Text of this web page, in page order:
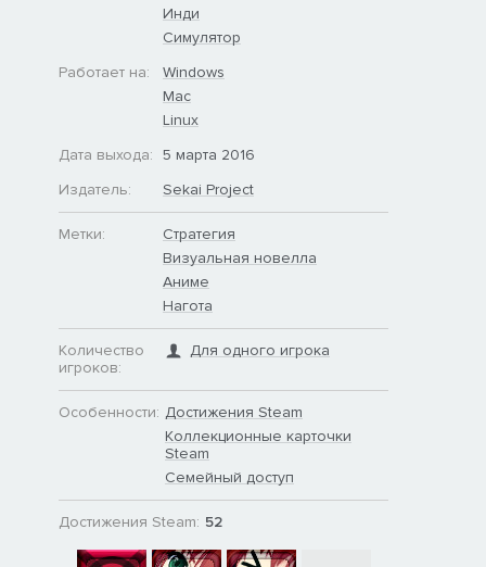
Инди
Симулятор
Работает на:
Windows
Mac
Linux
Дата выхода: 5 марта 2016
Издатель:
Sekai Project
Метки:
Стратегия
Визуальная новелла
Аниме
Нагота
Количество
игроков:
Для одного игрока
Особенности: Достижения Steam
Коллекционные карточки
Steam
Семейный доступ
Достижения Steam: 52